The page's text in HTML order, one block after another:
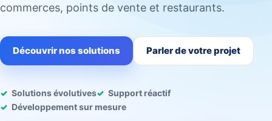
commerces, points de vente et restaurants.
Découvrir nos solutions Parler de votre projet
Solutions évolutives
Support réactif
Développement sur mesure